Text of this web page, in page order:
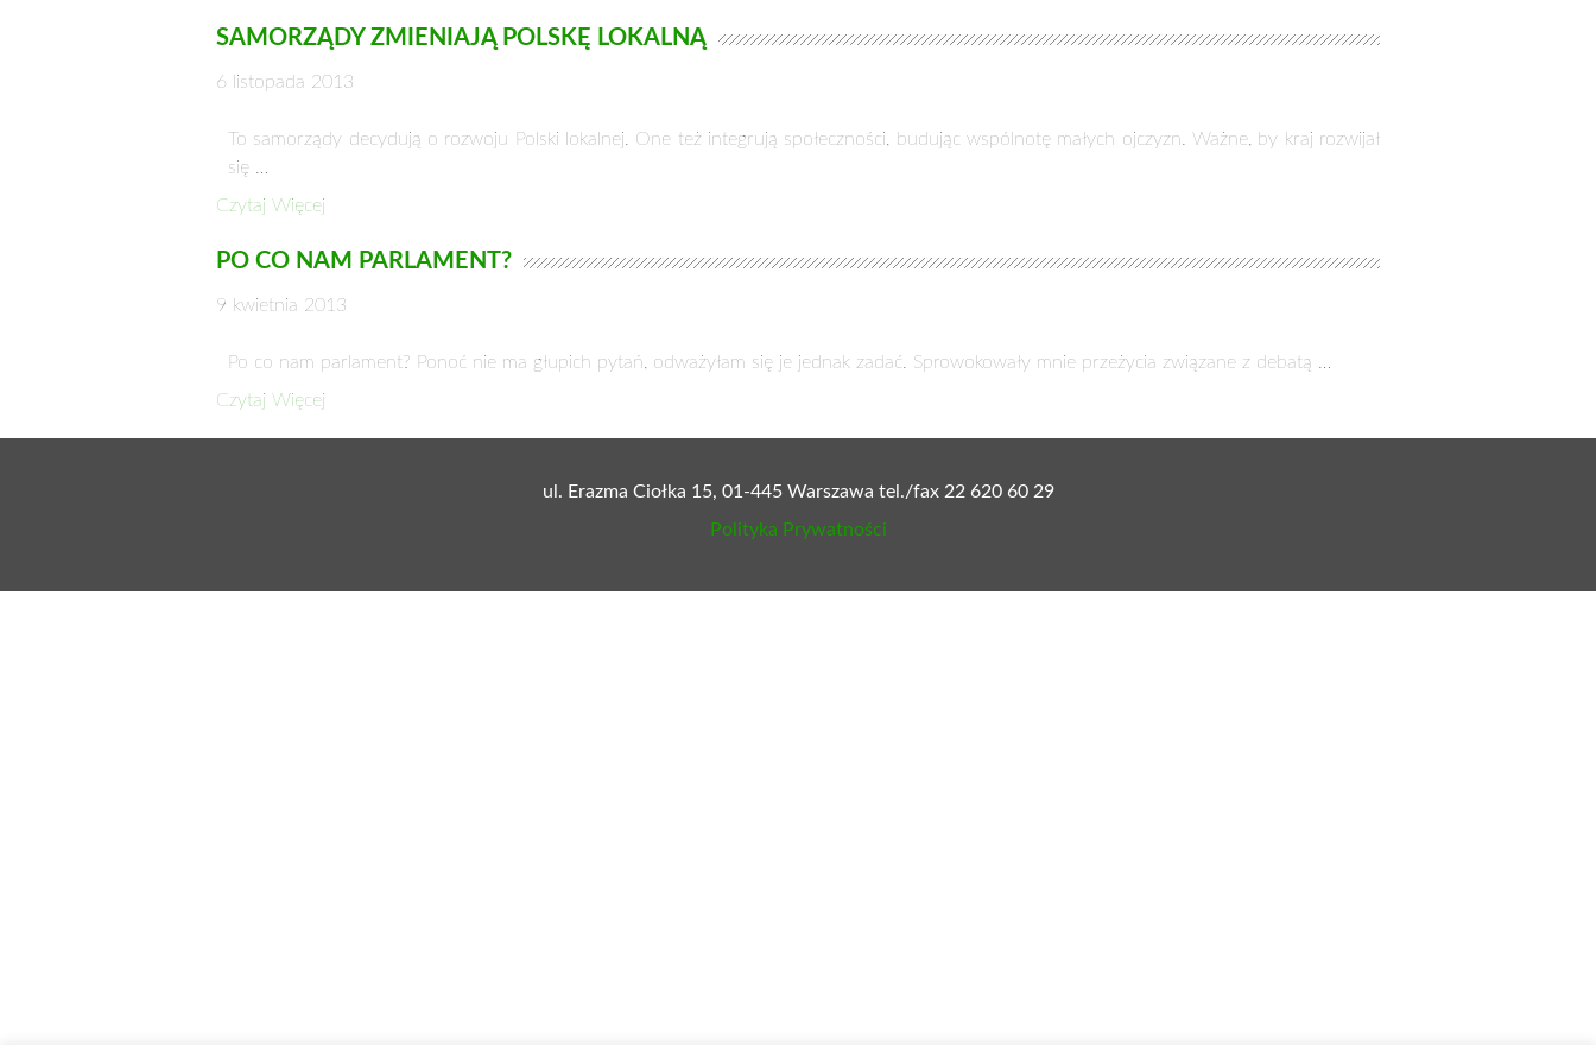
SAMORZĄDY ZMIENIAJĄ POLSKĘ LOKALNĄ
6 listopada 2013
To samorządy decydują o rozwoju Polski lokalnej. One też integrują społeczności, budując wspólnotę małych ojczyzn. Ważne, by kraj rozwijał
się …
Czytaj Więcej
PO CO NAM PARLAMENT?
9 kwietnia 2013
Po co nam parlament? Ponoć nie ma głupich pytań, odważyłam się je jednak zadać. Sprowokowały mnie przeżycia związane z debatą …
Czytaj Więcej
ul. Erazma Ciołka 15, 01-445 Warszawa tel./fax 22 620 60 29
Polityka Prywatności